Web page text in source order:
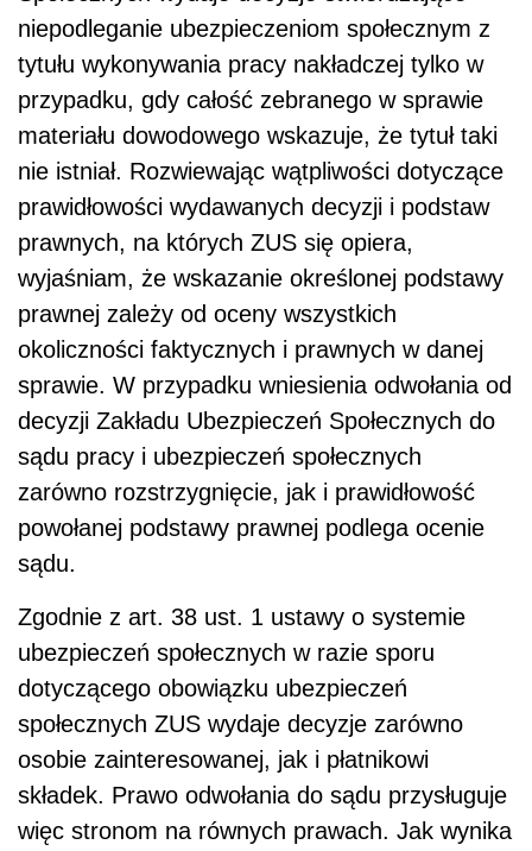
niepodleganie ubezpieczeniom społecznym z
tytułu wykonywania pracy nakładczej tylko w
przypadku, gdy całość zebranego w sprawie
materiału dowodowego wskazuje, że tytuł taki
nie istniał. Rozwiewając wątpliwości dotyczące
prawidłowości wydawanych decyzji i podstaw
prawnych, na których ZUS się opiera,
wyjaśniam, że wskazanie określonej podstawy
prawnej zależy od oceny wszystkich
okoliczności faktycznych i prawnych w danej
sprawie. W przypadku wniesienia odwołania od
decyzji Zakładu Ubezpieczeń Społecznych do
sądu pracy i ubezpieczeń społecznych
zarówno rozstrzygnięcie, jak i prawidłowość
powołanej podstawy prawnej podlega ocenie
sądu.
Zgodnie z art. 38 ust. 1 ustawy o systemie
ubezpieczeń społecznych w razie sporu
dotyczącego obowiązku ubezpieczeń
społecznych ZUS wydaje decyzje zarówno
osobie zainteresowanej, jak i płatnikowi
składek. Prawo odwołania do sądu przysługuje
więc stronom na równych prawach. Jak wynika